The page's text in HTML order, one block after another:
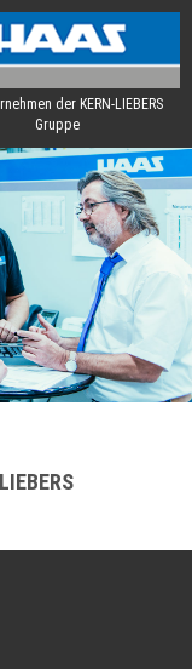
der KERN-LIEBERS
Gruppe